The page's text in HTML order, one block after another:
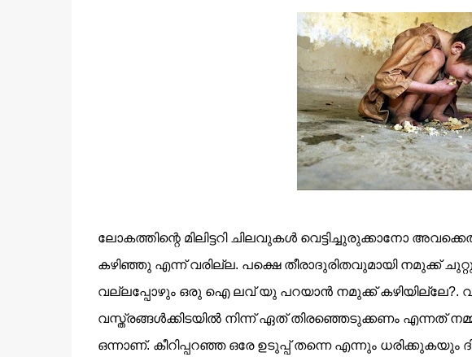
ലോകത്തിന്റെ മിലിട്ടറി ചിലവുകള്‍ വെട്ടിച്ചുരുക്കാനോ
കഴിഞ്ഞു എന്ന് വരില്ല. പക്ഷെ തീരാദുരിതവുമായി നമുക്ക്
വല്ലപ്പോഴും ഒരു ഐ ലവ് യു പറയാന്‍ നമുക്ക് കഴിയില്ലേ?.
വസ്ത്രങ്ങള്‍ക്കിടയില്‍ നിന്ന് ഏത് തിരഞ്ഞെടുക്കണം എന്നത്
ഒന്നാണ്. കീറിപ്പറഞ്ഞ ഒരേ ഉടുപ്പ് തന്നെ എന്നും